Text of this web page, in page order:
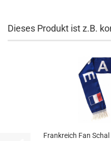
Dieses Produkt ist z.B.
Frankreich Fan